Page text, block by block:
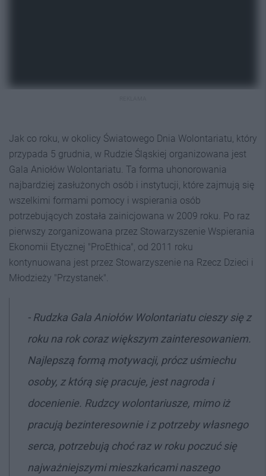
Jak co roku, w okolicy Światowego Dnia Wolontariatu, który
przypada 5 grudnia, w Rudzie Śląskiej organizowana jest
Gala Aniołów Wolontariatu. Ta forma uhonorowania
najbardziej zasłużonych osób i instytucji, które zajmują się
wszelkimi formami pomocy i wspierania osób
potrzebujących została zainicjowana w 2009 roku. Po raz
pierwszy zorganizowana przez Stowarzyszenie Wspierania
Ekonomii Etycznej "ProEthica", od 2011 roku
kontynuowana jest przez Stowarzyszenie na Rzecz Dzieci i
Młodzieży "Przystanek".
- Rudzka Gala Aniołów Wolontariatu cieszy się z
roku na rok coraz większym zainteresowaniem.
Najlepszą formą motywacji, prócz uśmiechu
osoby, z którą się pracuje, jest nagroda i
docenienie. Rudzcy wolontariusze, mimo iż
pracują bezinteresownie i z potrzeby własnego
serca, potrzebują choć raz w roku poczuć się
najważniejszymi mieszkańcami naszego